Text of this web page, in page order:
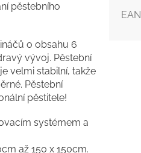
pěstebního
o obsahu 6
vývoj. Pěstební
velmi stabilní, takže
Pěstební
pěstitele!
systémem a
až 150 x 150cm.
EAN